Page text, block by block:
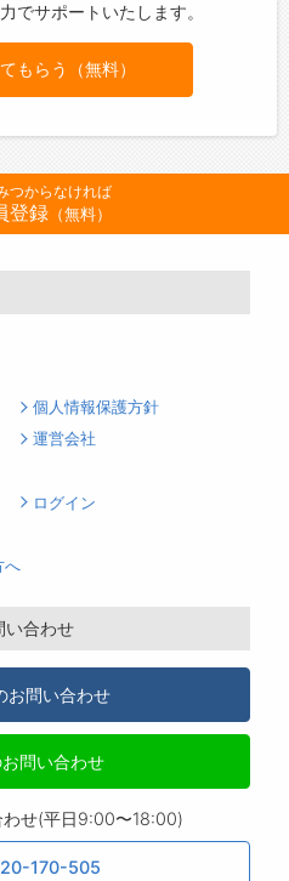
でサポートいたします。
もらう（無料）
つからなければ
登録（無料）
個人情報保護方針
運営会社
ログイン
へ
い合わせ
お問い合わせ
問い合わせ
わせ(平日9:00〜18:00)
170-505